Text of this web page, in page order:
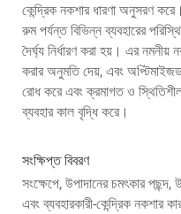
কেন্দ্রিক নকশার ধারণা অনুসরণ
রুম পর্যন্ত বিভিন্ন ব্যবহারের
দৈর্ঘ্য নির্ধারণ করা হয়। এর
করার অনুমতি দেয়, এবং
রোধ করে এবং ক্রমাগত ও
ব্যবহার কাল বৃদ্ধি করে।
সংক্ষিপ্ত বিবরণ
সংক্ষেপে, উপাদানের চমৎকার
এবং ব্যবহারকারী-কেন্দ্রিক নকশার